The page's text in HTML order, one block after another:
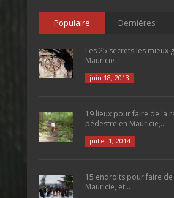
Populaire Dernières
Les 25 secrets les mieux
Mauricie
juin 18, 2013
19 lieux pour faire de la
pédestre en Mauricie,...
juillet 1, 2014
15 endroits pour faire
Mauricie, et...